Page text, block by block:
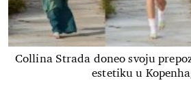
Collina Strada doneo svoju
estetiku u